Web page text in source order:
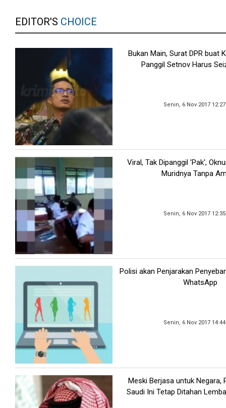
EDITOR'S CHOICE
Bukan Main, Surat DPR buat
Panggil Setnov Harus
Senin, 6 Nov 2017
Viral, Tak Dipanggil 'Pak',
Muridnya Tanpa
Senin, 6 Nov 2017
Polisi akan Penjarakan
WhatsApp
Senin, 6 Nov 2017
Meski Berjasa untuk Negara,
Saudi Ini Tetap Ditahan